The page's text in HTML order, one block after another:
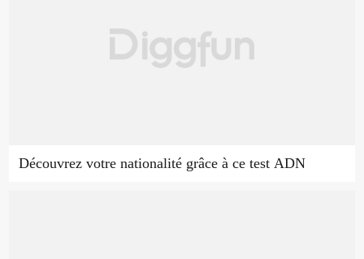
Découvrez votre nationalité grâce à ce test ADN